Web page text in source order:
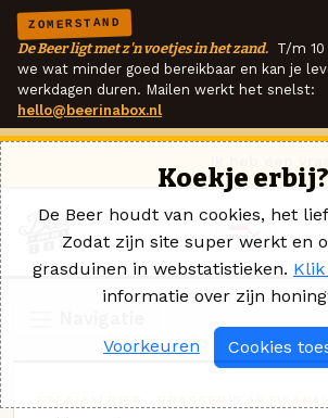
ZOMERSTAND
De Beer ligt met z'n voetjes in het zand. T/m
we wat minder goed bereikbaar en kan je
werkdagen duren. Mailen werkt het snelst:
hello@beerinabox.nl
Koekje erbij?
De Beer houdt van cookies, het
Zodat zijn site super werkt en
grasduinen in webstatistieken.
informatie over zijn
Voorkeuren Cookies